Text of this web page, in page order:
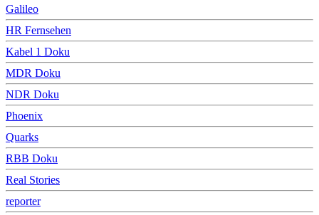
Galileo
HR Fernsehen
Kabel 1 Doku
MDR Doku
NDR Doku
Phoenix
Quarks
RBB Doku
Real Stories
reporter